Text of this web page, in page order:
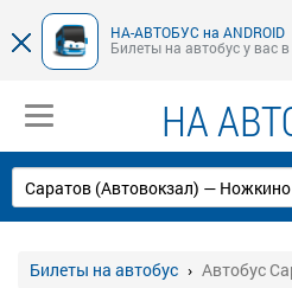
НА-АВТОБУС на ANDROID
Билеты на автобус у вас
НА
Билеты на автобус Автобус